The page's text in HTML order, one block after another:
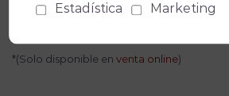
*(Solo disponible enventa online)
Estadística
Marketing